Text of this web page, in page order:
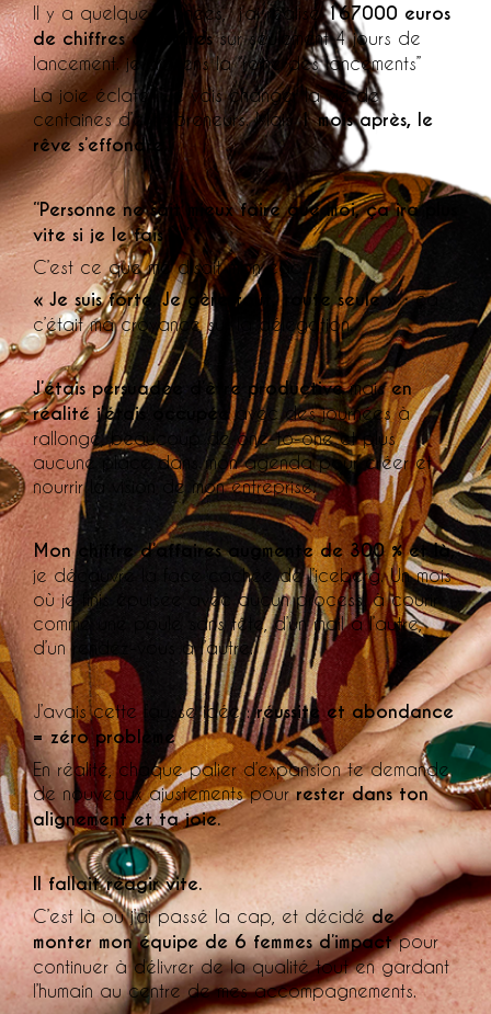
Il y a quelques années, j’ai réalisé167000 euros
de chiffres d’affairessur seulement 4 jours de
lancement. je deviens la “reine des lancements”
La joie éclate ! Je vais changer la vie de
centaines d’entrepreneurs. Mais1 mois après, le
rêve s’effondre.
“Personne ne sait mieux faire que moi, ça ira plus
vite si je le fais …”
C’est ce que me disait mon égo.
« Je suis forte. Je gère tout, toute seule » :ça
c’était ma croyance sur la délégation.
J’étais persuadée d’être productivemaisen
réalité j’étais occupéeavec des journées à
rallonge, beaucoup de one-to-one et plus
aucune place dans mon agenda pour créer et
nourrir la vision de mon entreprise.
Mon chiffre d’affaires augmente de 300 % et là,
je découvre la face cachée de l’iceberg. Un mois
où je finis épuisée avec aucun process, à courir
comme une poule sans tête, d’un mail à l’autre,
d’un rendez-vous à l’autre.
J’avais cette fausse idée :réussite et abondance
= zéro problème
En réalité, chaque palier d’expansion te demande
de nouveaux ajustements pourrester dans ton
alignement et ta joie.
Il fallait réagir vite.
C’est là ou j’ai passé la cap, et décidéde
monter mon équipe de 6 femmes d’impactpour
continuer à délivrer de la qualité tout en gardant
l’humain au centre de mes accompagnements.